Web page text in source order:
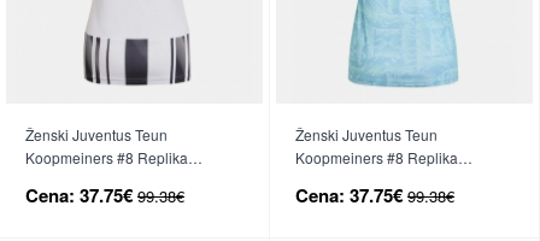
Ženski Juventus Teun
Koopmeiners #8 Replika
26 Kratek Rokav
Cena: 37.75€ 99.38€
Ženski Juventus Teun
Koopmeiners #8 Replika
26 Kratek Rokav
Cena: 37.75€ 99.38€